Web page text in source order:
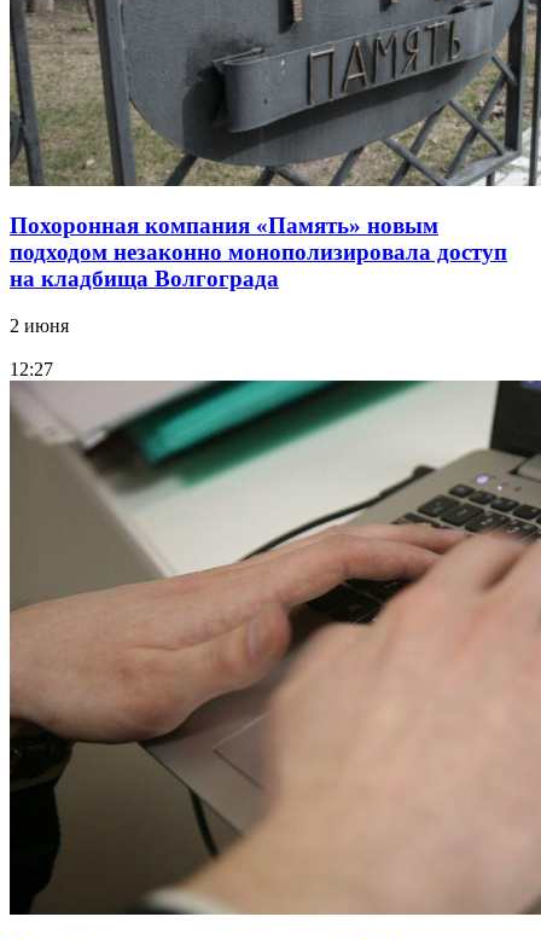
Похоронная компания «Память» новым
подходом незаконно монополизировала доступ
на кладбища Волгограда
2 июня
12:27